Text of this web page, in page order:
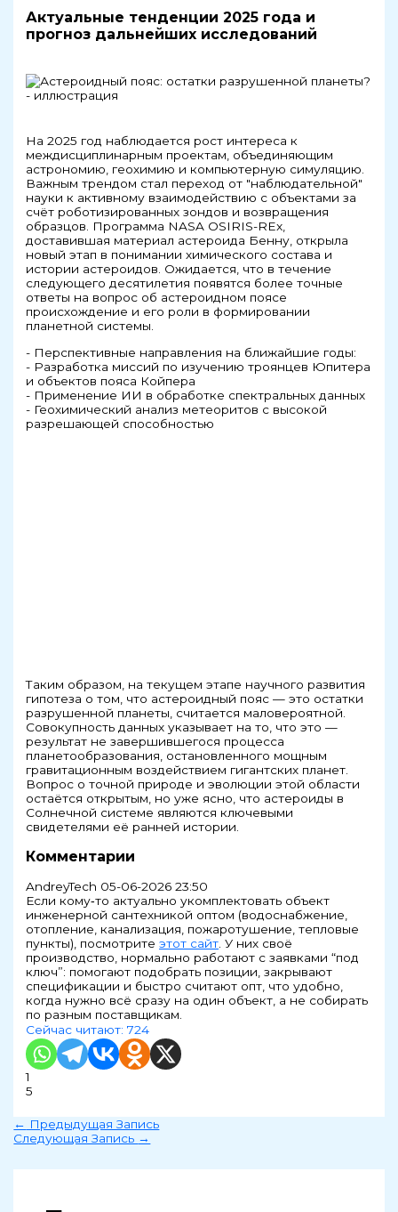
Актуальные тенденции 2025 года и
прогноз дальнейших исследований
На 2025 год наблюдается рост интереса к
междисциплинарным проектам, объединяющим
астрономию, геохимию и компьютерную симуляцию.
Важным трендом стал переход от "наблюдательной"
науки к активному взаимодействию с объектами за
счёт роботизированных зондов и возвращения
образцов. Программа NASA OSIRIS-REx,
доставившая материал астероида Бенну, открыла
новый этап в понимании химического состава и
истории астероидов. Ожидается, что в течение
следующего десятилетия появятся более точные
ответы на вопрос об астероидном поясе
происхождение и его роли в формировании
планетной системы.
- Перспективные направления на ближайшие годы:
- Разработка миссий по изучению троянцев Юпитера
и объектов пояса Койпера
- Применение ИИ в обработке спектральных данных
- Геохимический анализ метеоритов с высокой
разрешающей способностью
Таким образом, на текущем этапе научного развития
гипотеза о том, что астероидный пояс — это остатки
разрушенной планеты, считается маловероятной.
Совокупность данных указывает на то, что это —
результат не завершившегося процесса
планетообразования, остановленного мощным
гравитационным воздействием гигантских планет.
Вопрос о точной природе и эволюции этой области
остаётся открытым, но уже ясно, что астероиды в
Солнечной системе являются ключевыми
свидетелями её ранней истории.
Комментарии
AndreyTech 05-06-2026 23:50
Если кому‑то актуально укомплектовать объект
инженерной сантехникой оптом (водоснабжение,
отопление, канализация, пожаротушение, тепловые
пункты), посмотритеэтот сайт. У них своё
производство, нормально работают с заявками “под
ключ”: помогают подобрать позиции, закрывают
спецификации и быстро считают опт, что удобно,
когда нужно всё сразу на один объект, а не собирать
по разным поставщикам.
Сейчас читают: 724
1
5
← Предыдущая Запись
Следующая Запись →